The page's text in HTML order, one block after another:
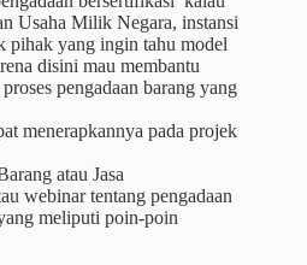
Usaha Milik Negara, instansi
pihak yang ingin tahu model
disini mau membantu
pengadaan barang yang
menerapkannya pada projek
atau Jasa
webinar tentang pengadaan
meliputi poin-poin